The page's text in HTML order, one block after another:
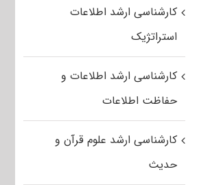
کارشناسی ارشد اطلاعات
استراتژیک
کارشناسی ارشد اطلاعات و
حفاظت اطلاعات
کارشناسی ارشد علوم قرآن و
حدیث